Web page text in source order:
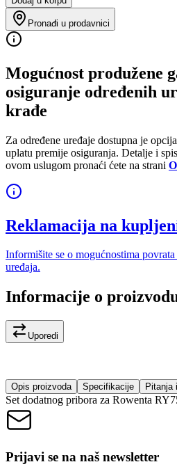
Pronađi u prodavnici
Mogućnost produžene
osiguranje određenih
krađe
Za određene uređaje dostupna je
uplatu premije osiguranja. Detalje i
ovom uslugom pronaći ćete na strani
Reklamacija na
Informišite se o mogućnostima
uređaja.
Informacije o
Uporedi
Opis proizvoda Specifikacije Pitanja
Set dodatnog pribora za Rowenta
Prijavi se na naš newsletter